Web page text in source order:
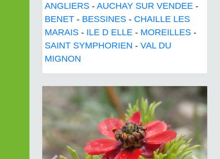
ANGLIERS - AUCHAY SUR VENDEE -
BENET - BESSINES - CHAILLE LES
MARAIS - ILE D ELLE - MOREILLES -
SAINT SYMPHORIEN - VAL DU
MIGNON